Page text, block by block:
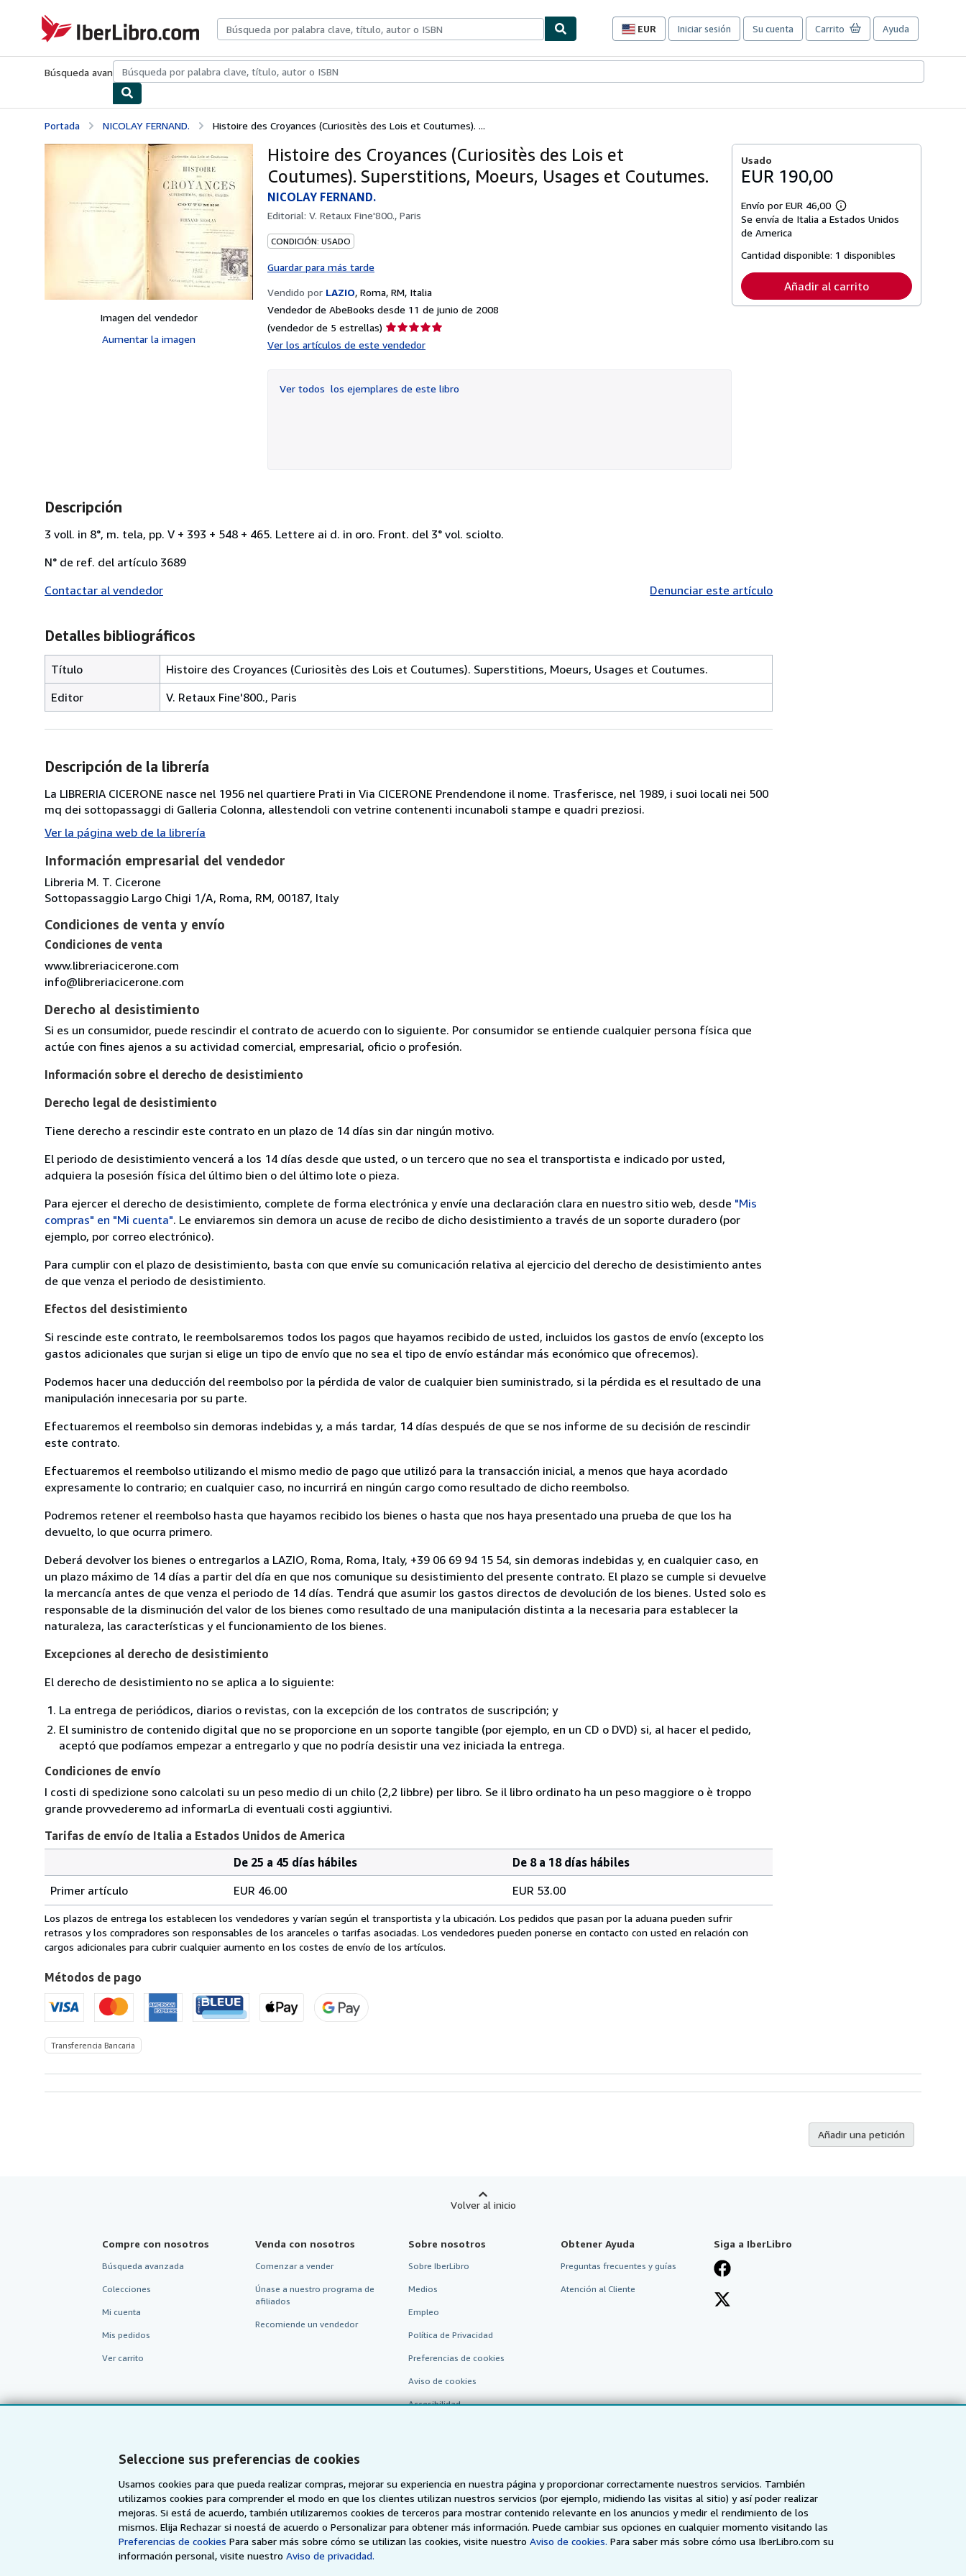
Seleccione sus preferencias de cookies
Usamos cookies para que pueda realizar compras, mejorar su experiencia en nuestra página y proporcionar correctamente nuestros servicios. También
utilizamos cookies para comprender el modo en que los clientes utilizan nuestros servicios (por ejemplo, midiendo las visitas al sitio) y así poder realizar
mejoras. Si está de acuerdo, también utilizaremos cookies de terceros para mostrar contenido relevante en los anuncios y medir el rendimiento de los
mismos. Elija Rechazar si noestá de acuerdo o Personalizar para obtener más información. Puede cambiar sus opciones en cualquier momento visitando las
Preferencias de cookies Para saber más sobre cómo se utilizan las cookies, visite nuestroAviso de cookies. Para saber más sobre cómo usa IberLibro.com su
información personal, visite nuestroAviso de privacidad.
IberLibro.com
EUR
Preferencias
compra
sitio.
Iniciar sesión Su cuenta Carrito Ayuda
Búsqueda avanzadaColecciones Libros antiguosArte y coleccionismo
Portada NICOLAY FERNAND. Histoire des Croyances (Curiositès des Lois et Coutumes). ...
Imagen del vendedor
Aumentar la imagen
Histoire des Croyances (Curiositès des Lois et
Coutumes). Superstitions, Moeurs, Usages et Coutumes.
NICOLAY FERNAND.
Editorial: V. Retaux Fine'800., Paris
CONDICIÓN: USADO
Guardar para más tarde
Vendido por LAZIO, Roma, RM, Italia
Vendedor de AbeBooks desde 11 de junio de 2008
(vendedor de 5 estrellas) Calificación
Ver los artículos de este vendedor
Ver todos los ejemplares de este libro
Usado
EUR 190,00
Envío por EUR 46,00
Más
información
tarifas
envío
Se envía de Italia a Estados Unidos
de America
Cantidad disponible: 1 disponibles
Añadir al carrito
Descripción
3 voll. in 8°, m. tela, pp. V + 393 + 548 + 465. Lettere ai d. in oro. Front. del 3° vol. sciolto.
N° de ref. del artículo 3689
Contactar al vendedor
Denunciar este artículo
Detalles bibliográficos
Título
Histoire des Croyances (Curiositès des Lois et Coutumes). Superstitions, Moeurs, Usages et Coutumes.
Editor
V. Retaux Fine'800., Paris
Descripción de la librería
La LIBRERIA CICERONE nasce nel 1956 nel quartiere Prati in Via CICERONE Prendendone il nome. Trasferisce, nel 1989, i suoi locali nei 500
mq dei sottopassaggi di Galleria Colonna, allestendoli con vetrine contenenti incunaboli stampe e quadri preziosi.
Ver la página web de la librería
Información empresarial del vendedor
Libreria M. T. Cicerone
Sottopassaggio Largo Chigi 1/A, Roma, RM, 00187, Italy
Condiciones de venta y envío
Condiciones de venta
www.libreriacicerone.com
info@libreriacicerone.com
Derecho al desistimiento
Si es un consumidor, puede rescindir el contrato de acuerdo con lo siguiente. Por consumidor se entiende cualquier persona física que
actúe con fines ajenos a su actividad comercial, empresarial, oficio o profesión.
Información sobre el derecho de desistimiento
Derecho legal de desistimiento
Tiene derecho a rescindir este contrato en un plazo de 14 días sin dar ningún motivo.
El periodo de desistimiento vencerá a los 14 días desde que usted, o un tercero que no sea el transportista e indicado por usted,
adquiera la posesión física del último bien o del último lote o pieza.
Para ejercer el derecho de desistimiento, complete de forma electrónica y envíe una declaración clara en nuestro sitio web, desde "Mis
compras" en "Mi cuenta". Le enviaremos sin demora un acuse de recibo de dicho desistimiento a través de un soporte duradero (por
ejemplo, por correo electrónico).
Para cumplir con el plazo de desistimiento, basta con que envíe su comunicación relativa al ejercicio del derecho de desistimiento antes
de que venza el periodo de desistimiento.
Efectos del desistimiento
Si rescinde este contrato, le reembolsaremos todos los pagos que hayamos recibido de usted, incluidos los gastos de envío (excepto los
gastos adicionales que surjan si elige un tipo de envío que no sea el tipo de envío estándar más económico que ofrecemos).
Podemos hacer una deducción del reembolso por la pérdida de valor de cualquier bien suministrado, si la pérdida es el resultado de una
manipulación innecesaria por su parte.
Efectuaremos el reembolso sin demoras indebidas y, a más tardar, 14 días después de que se nos informe de su decisión de rescindir
este contrato.
Efectuaremos el reembolso utilizando el mismo medio de pago que utilizó para la transacción inicial, a menos que haya acordado
expresamente lo contrario; en cualquier caso, no incurrirá en ningún cargo como resultado de dicho reembolso.
Podremos retener el reembolso hasta que hayamos recibido los bienes o hasta que nos haya presentado una prueba de que los ha
devuelto, lo que ocurra primero.
Deberá devolver los bienes o entregarlos a LAZIO, Roma, Roma, Italy, +39 06 69 94 15 54, sin demoras indebidas y, en cualquier caso, en
un plazo máximo de 14 días a partir del día en que nos comunique su desistimiento del presente contrato. El plazo se cumple si devuelve
la mercancía antes de que venza el periodo de 14 días. Tendrá que asumir los gastos directos de devolución de los bienes. Usted solo es
responsable de la disminución del valor de los bienes como resultado de una manipulación distinta a la necesaria para establecer la
naturaleza, las características y el funcionamiento de los bienes.
Excepciones al derecho de desistimiento
El derecho de desistimiento no se aplica a lo siguiente:
La entrega de periódicos, diarios o revistas, con la excepción de los contratos de suscripción; y
El suministro de contenido digital que no se proporcione en un soporte tangible (por ejemplo, en un CD o DVD) si, al hacer el pedido,
aceptó que podíamos empezar a entregarlo y que no podría desistir una vez iniciada la entrega.
Condiciones de envío
I costi di spedizione sono calcolati su un peso medio di un chilo (2,2 libbre) per libro. Se il libro ordinato ha un peso maggiore o è troppo
grande provvederemo ad informarLa di eventuali costi aggiuntivi.
Tarifas de envío de Italia a Estados Unidos de America
de
envío
de
Italia
Estados
Unidos
de
America
pedido
De 25 a 45 días hábiles
De 8 a 18 días hábiles
Primer artículo
EUR 46.00 EUR 53.00
Los plazos de entrega los establecen los vendedores y varían según el transportista y la ubicación. Los pedidos que pasan por la aduana pueden sufrir
retrasos y los compradores son responsables de los aranceles o tarifas asociadas. Los vendedores pueden ponerse en contacto con usted en relación con
cargos adicionales para cubrir cualquier aumento en los costes de envío de los artículos.
Métodos de pago
Transferencia Bancaria
Añadir una petición
Volver al inicio
Compre con nosotros
Búsqueda avanzada
Colecciones
Mi cuenta
Mis pedidos
Ver carrito
Venda con nosotros
Comenzar a vender
Únase a nuestro programa de
afiliados
Recomiende un vendedor
Sobre nosotros
Sobre IberLibro
Medios
Empleo
Política de Privacidad
Preferencias de cookies
Aviso de cookies
Accesibilidad
Obtener Ayuda
Preguntas frecuentes y guías
Atención al Cliente
Siga a IberLibro
AbeBooks.com AbeBooks.co.uk AbeBooks.de AbeBooks.fr AbeBooks.it AbeBooks Aus/NZ AbeBooks.ca ZVAB.com